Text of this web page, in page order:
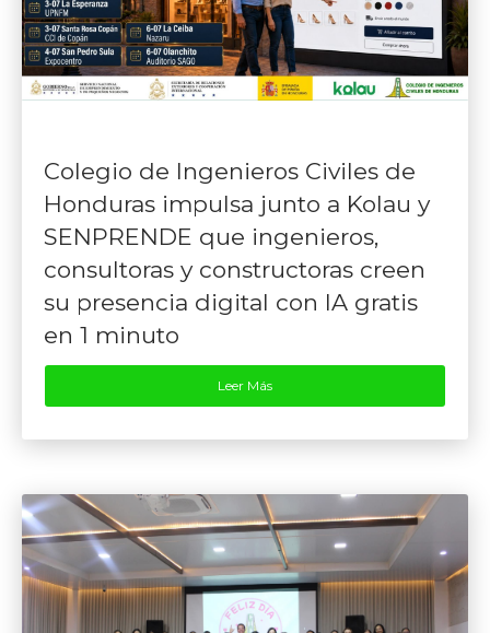
Colegio de Ingenieros Civiles de
Honduras impulsa junto a Kolau y
SENPRENDE que ingenieros,
consultoras y constructoras creen
su presencia digital con IA gratis
en 1 minuto
Leer Más